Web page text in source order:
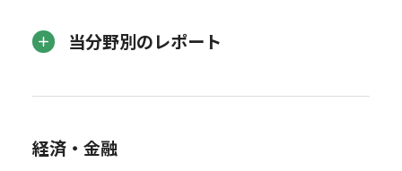
当分野別のレポート
経済・金融